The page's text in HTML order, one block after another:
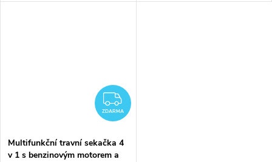
ZDARMA
ZDARMA
Multifunkční travní sekačka 4
v 1 s benzinovým motorem a